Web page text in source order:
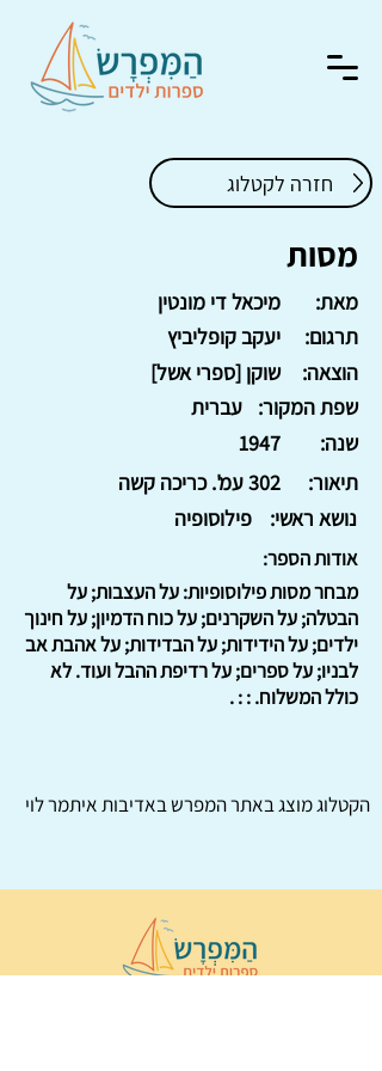
חזרה לקטלוג
מסות
מיכאל די מונטין
מאת:
יעקב קופליביץ
תרגום:
שוקן [ספרי אשל]
הוצאה:
עברית
שפת המקור:
1947
שנה:
302 עמ'. כריכה קשה
תיאור:
פילוסופיה
נושא ראשי:
אודות הספר:
מבחר מסות פילוסופיות: על העצבות; על
הבטלה; על השקרנים; על כוח הדמיון; על חינוך
ילדים; על הידידות; על הבדידות; על אהבת אב
לבניו; על ספרים; על רדיפת ההבל ועוד. לא
כולל המשלוח. : : .
הקטלוג מוצג באתרהמפרשבאדיבות איתמר לוי